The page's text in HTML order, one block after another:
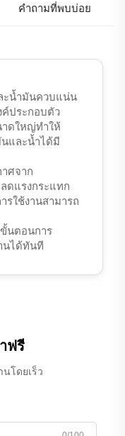
คำถามที่พบบ่อย
ะน้ำมันควบแน่น
ประกอบตัว
ดใหญ่ทำให้
และน้ำได้มี
ศจาก
ดแรงกระแทก
รใช้งานสามารถ
นตอนการ
นได้ทันที
ฟรี
โดยเร็ว